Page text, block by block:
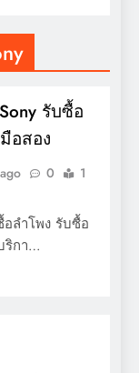
รับซื้อ
อสอง
0
1
อลำโพง รับซื้อ
ริกา…